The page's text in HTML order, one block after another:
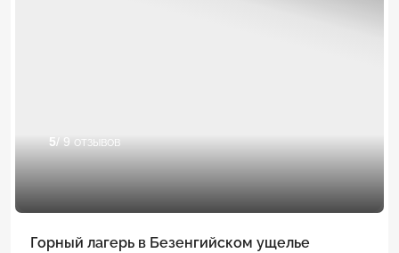
5/ 9 отзывов
Горный лагерь в Безенгийском ущелье